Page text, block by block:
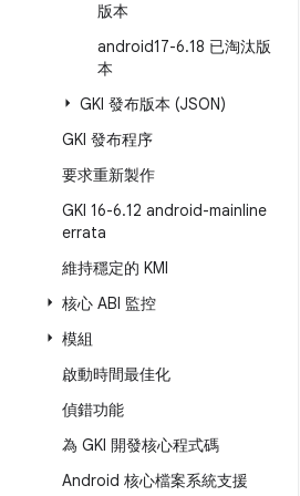
版本
android17-6.18 已淘汰版
本
GKI 發布版本 (JSON)
GKI 發布程序
要求重新製作
GKI 16-6.12 android-mainline
errata
維持穩定的 KMI
核心 ABI 監控
模組
啟動時間最佳化
偵錯功能
為 GKI 開發核心程式碼
Android 核心檔案系統支援